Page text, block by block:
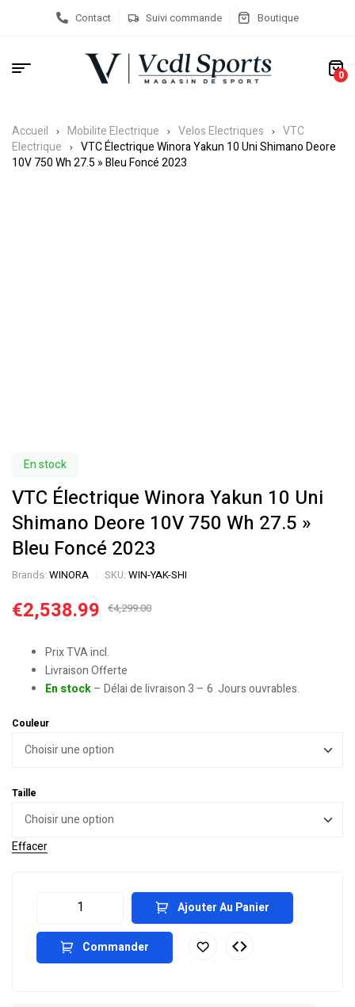
Contact Suivi commande Boutique
0
Accueil Mobilite Electrique Velos Electriques
VTC
Electrique
VTC Électrique Winora Yakun 10 Uni Shimano Deore
10V 750 Wh 27.5 » Bleu Foncé 2023
En stock
VTC Électrique Winora Yakun 10 Uni
Shimano Deore 10V 750 Wh 27.5 »
Bleu Foncé 2023
Brands: WINORA SKU: WIN-YAK-SHI
€4,299.00
€2,538.99
Prix TVA incl.
Livraison Offerte
En stock– Délai de livraison 3 – 6 Jours ouvrables.
Couleur
Taille
Effacer
Ajouter Au Panier
Commander